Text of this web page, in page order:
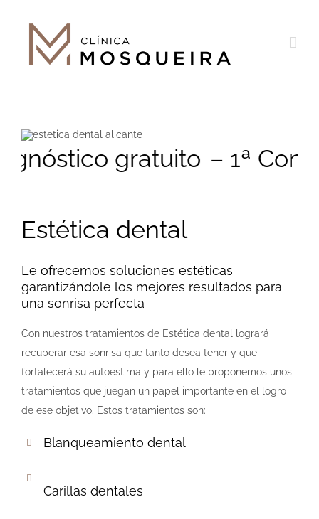
contenido
gratuito – 1ª
Estética dental
Le ofrecemos soluciones estéticas
garantizándole los mejores resultados para
una sonrisa perfecta
Con nuestros tratamientos de Estética dental logrará
recuperar esa sonrisa que tanto desea tener y que
fortalecerá su autoestima y para ello le proponemos unos
tratamientos que juegan un papel importante en el logro
de ese objetivo. Estos tratamientos son:
Blanqueamiento dental
Carillas dentales